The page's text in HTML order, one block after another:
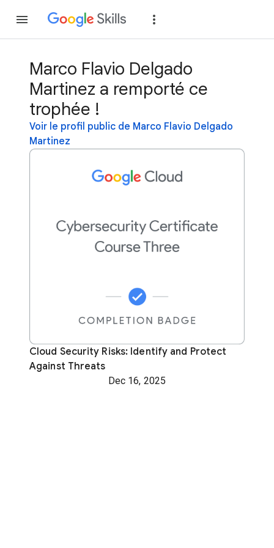
Marco Flavio Delgado
Martinez a remporté ce
trophée !
Voir le profil public de Marco Flavio Delgado
Martinez